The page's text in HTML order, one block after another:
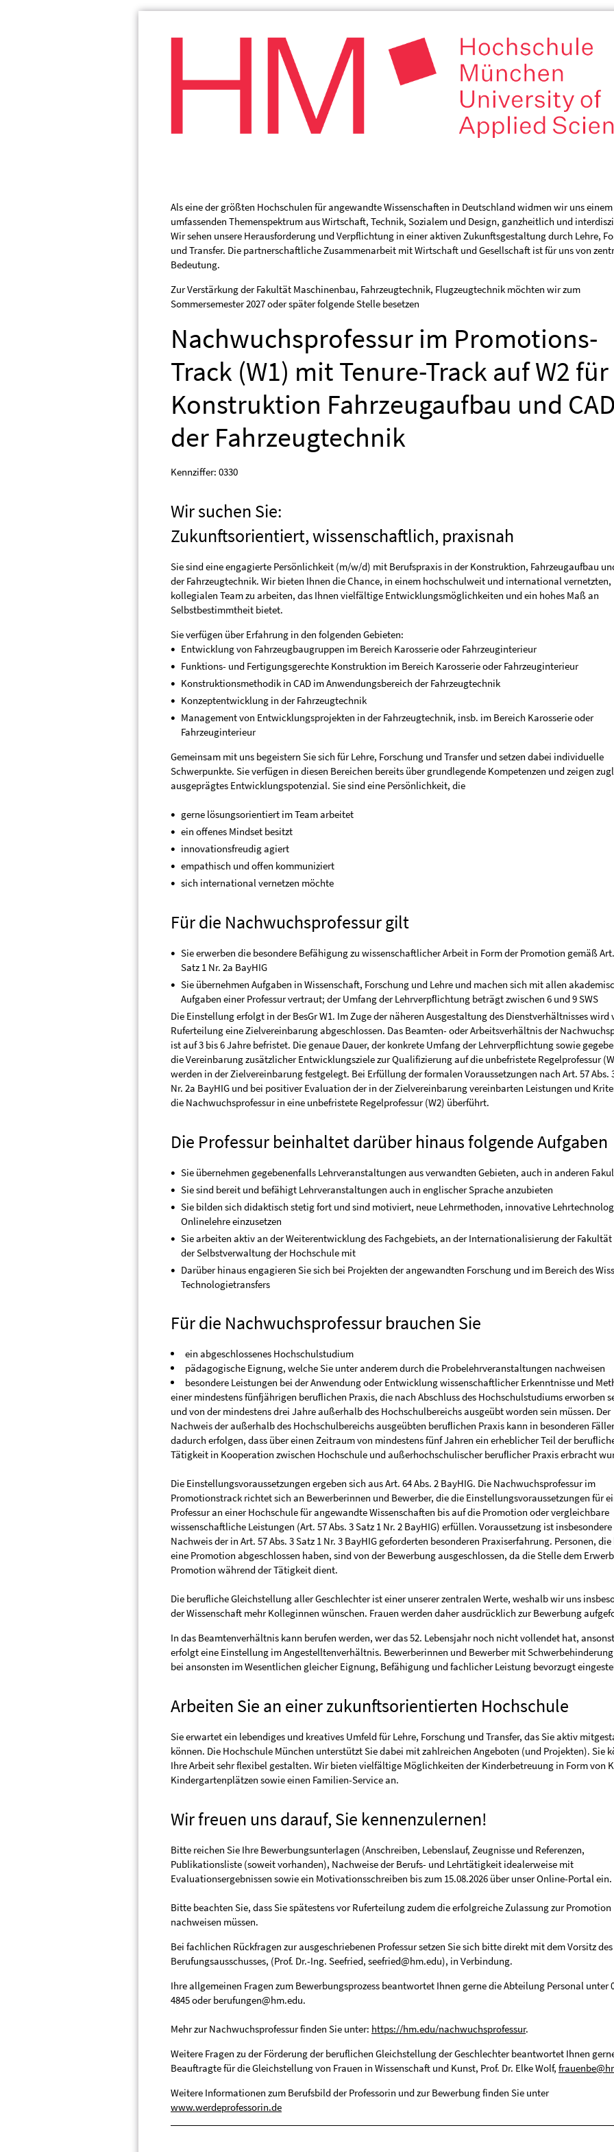
Als eine der größten Hochschulen für angewandte Wissenschaften in Deutschland widmen wir uns einem
umfassenden Themenspektrum aus Wirtschaft, Technik, Sozialem und Design, ganzheitlich und
Wir sehen unsere Herausforderung und Verpflichtung in einer aktiven Zukunftsgestaltung durch Lehre,
und Transfer. Die partnerschaftliche Zusammenarbeit mit Wirtschaft und Gesellschaft ist für uns von
Bedeutung.
Zur Verstärkung der Fakultät Maschinenbau, Fahrzeugtechnik, Flugzeugtechnik möchten wir zum
Sommersemester 2027 oder später folgende Stelle besetzen
Nachwuchsprofessur im Promotions-
Track (W1) mit Tenure-Track auf W2 für
Konstruktion Fahrzeugaufbau und
der Fahrzeugtechnik
Kennziffer: 0330
Wir suchen Sie:
Zukunftsorientiert, wissenschaftlich, praxisnah
Sie sind eine engagierte Persönlichkeit (m/w/d) mit Berufspraxis in der Konstruktion, Fahrzeugaufbau
der Fahrzeugtechnik. Wir bieten Ihnen die Chance, in einem hochschulweit und international vernetzten,
kollegialen Team zu arbeiten, das Ihnen vielfältige Entwicklungsmöglichkeiten und ein hohes Maß an
Selbstbestimmtheit bietet.
Sie verfügen über Erfahrung in den folgenden Gebieten:
Entwicklung von Fahrzeugbaugruppen im Bereich Karosserie oder Fahrzeuginterieur
Funktions- und Fertigungsgerechte Konstruktion im Bereich Karosserie oder Fahrzeuginterieur
Konstruktionsmethodik in CAD im Anwendungsbereich der Fahrzeugtechnik
Konzeptentwicklung in der Fahrzeugtechnik
Management von Entwicklungsprojekten in der Fahrzeugtechnik, insb. im Bereich Karosserie oder
Fahrzeuginterieur
Gemeinsam mit uns begeistern Sie sich für Lehre, Forschung und Transfer und setzen dabei individuelle
Schwerpunkte. Sie verfügen in diesen Bereichen bereits über grundlegende Kompetenzen und zeigen
ausgeprägtes Entwicklungspotenzial. Sie sind eine Persönlichkeit, die
gerne lösungsorientiert im Team arbeitet
ein offenes Mindset besitzt
innovationsfreudig agiert
empathisch und offen kommuniziert
sich international vernetzen möchte
Für die Nachwuchsprofessur gilt
Sie erwerben die besondere Befähigung zu wissenschaftlicher Arbeit in Form der Promotion gemäß Art.
Satz 1 Nr. 2a BayHIG
Sie übernehmen Aufgaben in Wissenschaft, Forschung und Lehre und machen sich mit allen
Aufgaben einer Professur vertraut; der Umfang der Lehrverpﬂichtung beträgt zwischen 6 und 9 SWS
Die Einstellung erfolgt in der BesGr W1. Im Zuge der näheren Ausgestaltung des Dienstverhältnisses wird
Ruferteilung eine Zielvereinbarung abgeschlossen. Das Beamten- oder Arbeitsverhältnis der
ist auf 3 bis 6 Jahre befristet. Die genaue Dauer, der konkrete Umfang der Lehrverpflichtung sowie
die Vereinbarung zusätzlicher Entwicklungsziele zur Qualifizierung auf die unbefristete Regelprofessur
werden in der Zielvereinbarung festgelegt. Bei Erfüllung der formalen Voraussetzungen nach Art. 57 Abs.
Nr. 2a BayHIG und bei positiver Evaluation der in der Zielvereinbarung vereinbarten Leistungen und
die Nachwuchsprofessur in eine unbefristete Regelprofessur (W2) überführt.
Die Professur beinhaltet darüber hinaus folgende Aufgaben
Sie übernehmen gegebenenfalls Lehrveranstaltungen aus verwandten Gebieten, auch in anderen
Sie sind bereit und befähigt Lehrveranstaltungen auch in englischer Sprache anzubieten
Sie bilden sich didaktisch stetig fort und sind motiviert, neue Lehrmethoden, innovative
Onlinelehre einzusetzen
Sie arbeiten aktiv an der Weiterentwicklung des Fachgebiets, an der Internationalisierung der Fakultät
der Selbstverwaltung der Hochschule mit
Darüber hinaus engagieren Sie sich bei Projekten der angewandten Forschung und im Bereich des
Technologietransfers
Für die Nachwuchsprofessur brauchen Sie
ein abgeschlossenes Hochschulstudium
pädagogische Eignung, welche Sie unter anderem durch die Probelehrveranstaltungen nachweisen
besondere Leistungen bei der Anwendung oder Entwicklung wissenschaftlicher Erkenntnisse und
einer mindestens fünfjährigen beruﬂichen Praxis, die nach Abschluss des Hochschulstudiums erworben
und von der mindestens drei Jahre außerhalb des Hochschulbereichs ausgeübt worden sein müssen. Der
Nachweis der außerhalb des Hochschulbereichs ausgeübten beruﬂichen Praxis kann in besonderen
dadurch erfolgen, dass über einen Zeitraum von mindestens fünf Jahren ein erheblicher Teil der
Tätigkeit in Kooperation zwischen Hochschule und außerhochschulischer beruﬂicher Praxis erbracht
Die Einstellungsvoraussetzungen ergeben sich aus Art. 64 Abs. 2 BayHIG. Die Nachwuchsprofessur im
Promotionstrack richtet sich an Bewerberinnen und Bewerber, die die Einstellungsvoraussetzungen für
Professur an einer Hochschule für angewandte Wissenschaften bis auf die Promotion oder vergleichbare
wissenschaftliche Leistungen (Art. 57 Abs. 3 Satz 1 Nr. 2 BayHIG) erfüllen. Voraussetzung ist
Nachweis der in Art. 57 Abs. 3 Satz 1 Nr. 3 BayHIG geforderten besonderen Praxiserfahrung. Personen,
eine Promotion abgeschlossen haben, sind von der Bewerbung ausgeschlossen, da die Stelle dem
Promotion während der Tätigkeit dient.
Die berufliche Gleichstellung aller Geschlechter ist einer unserer zentralen Werte, weshalb wir uns
der Wissenschaft mehr Kolleginnen wünschen. Frauen werden daher ausdrücklich zur Bewerbung
In das Beamtenverhältnis kann berufen werden, wer das 52. Lebensjahr noch nicht vollendet hat,
erfolgt eine Einstellung im Angestelltenverhältnis. Bewerberinnen und Bewerber mit
bei ansonsten im Wesentlichen gleicher Eignung, Befähigung und fachlicher Leistung bevorzugt
Arbeiten Sie an einer zukunftsorientierten Hochschule
Sie erwartet ein lebendiges und kreatives Umfeld für Lehre, Forschung und Transfer, das Sie aktiv
können. Die Hochschule München unterstützt Sie dabei mit zahlreichen Angeboten (und Projekten). Sie
Ihre Arbeit sehr flexibel gestalten. Wir bieten vielfältige Möglichkeiten der Kinderbetreuung in Form von
Kindergartenplätzen sowie einen Familien-Service an.
Wir freuen uns darauf, Sie kennenzulernen!
Bitte reichen Sie Ihre Bewerbungsunterlagen (Anschreiben, Lebenslauf, Zeugnisse und Referenzen,
Publikationsliste (soweit vorhanden), Nachweise der Berufs- und Lehrtätigkeit idealerweise mit
Evaluationsergebnissen sowie ein Motivationsschreiben bis zum 15.08.2026 über unser Online-Portal ein.
Bitte beachten Sie, dass Sie spätestens vor Ruferteilung zudem die erfolgreiche Zulassung zur Promotion
nachweisen müssen.
Bei fachlichen Rückfragen zur ausgeschriebenen Professur setzen Sie sich bitte direkt mit dem Vorsitz des
Berufungsausschusses, (Prof. Dr.-Ing. Seefried, seefried@hm.edu), in Verbindung.
Ihre allgemeinen Fragen zum Bewerbungsprozess beantwortet Ihnen gerne die Abteilung Personal unter
4845 oder berufungen@hm.edu.
Mehr zur Nachwuchsprofessur finden Sie unter: https://hm.edu/nachwuchsprofessur.
Weitere Fragen zu der Förderung der beruflichen Gleichstellung der Geschlechter beantwortet Ihnen
Beauftragte für die Gleichstellung von Frauen in Wissenschaft und Kunst, Prof. Dr. Elke Wolf,
Weitere Informationen zum Berufsbild der Professorin und zur Bewerbung finden Sie unter
www.werdeprofessorin.de